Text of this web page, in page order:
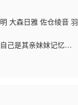
大森日雅 佐仓绫音 羽
己是其亲妹妹记忆的
与之并肩作战的少女